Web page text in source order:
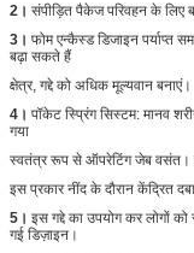
2। संपीड़ित पैकेज परिवहन के लिए
3। फोम एन्कैस्ड डिजाइन पर्याप्त
बढ़ा सकते हैं
क्षेत्र, गद्दे को अधिक मूल्यवान बनाएं।
4। पॉकेट स्प्रिंग सिस्टम: मानव
गया
स्वतंत्र रूप से ऑपरेटिंग जेब वसंत।
इस प्रकार नींद के दौरान केंद्रित
5। इस गद्दे का उपयोग कर लोगों
गई डिज़ाइन।